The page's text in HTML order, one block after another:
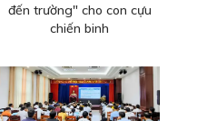
đến trường" cho con cựu
chiến binh